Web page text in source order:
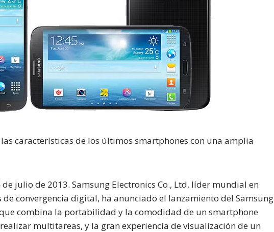
las características de los últimos smartphones con una amplia
de julio de 2013. Samsung Electronics Co., Ltd, líder mundial en
convergencia digital, ha anunciado el lanzamiento del Samsung
combina la portabilidad y la comodidad de un smartphone
multitareas, y la gran experiencia de visualización de un